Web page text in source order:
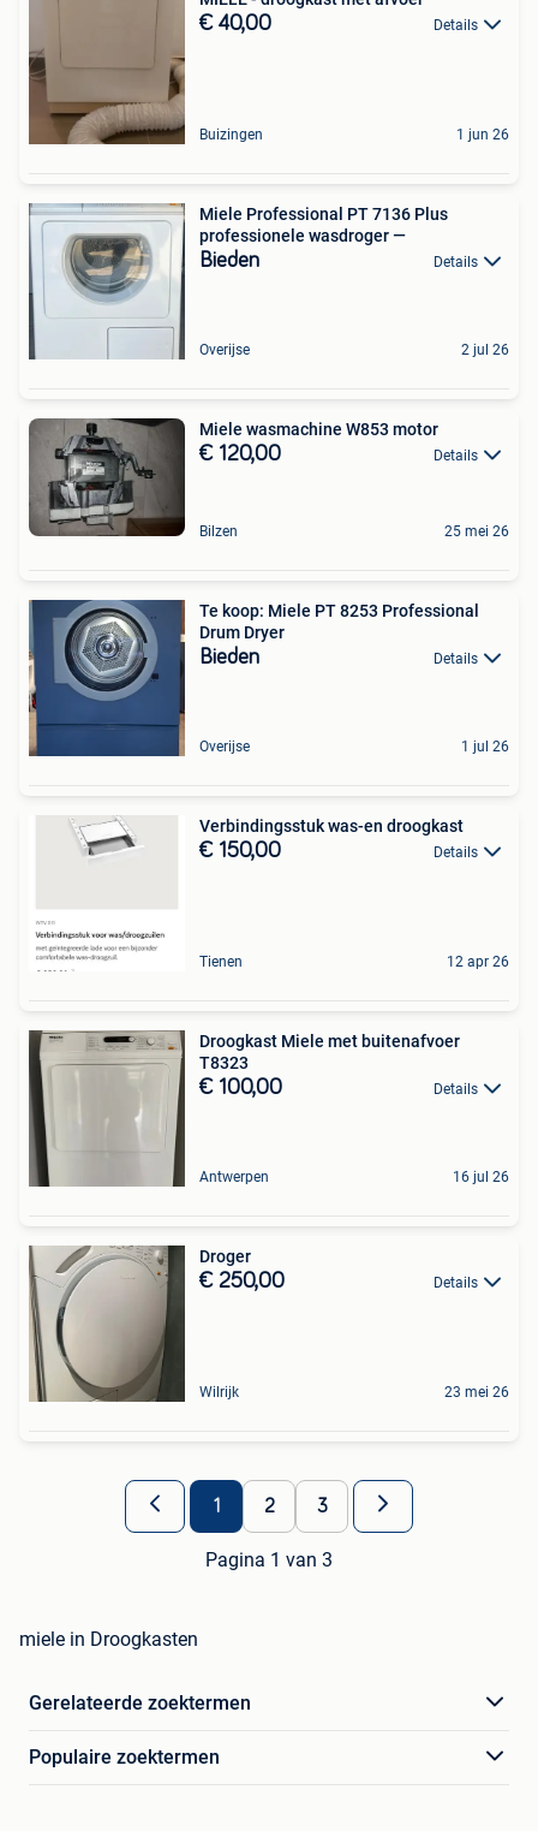
€ 40,00 Details
Buizingen 1 jun 26
Miele Professional PT 7136 Plus
professionele wasdroger —
Bieden Details
Overijse 2 jul 26
Miele wasmachine W853 motor
€ 120,00 Details
Bilzen 25 mei 26
Te koop: Miele PT 8253 Professional
Drum Dryer
Bieden Details
Overijse 1 jul 26
Verbindingsstuk was-en droogkast
€ 150,00 Details
Tienen 12 apr 26
Droogkast Miele met buitenafvoer
T8323
€ 100,00 Details
Antwerpen 16 jul 26
Droger
€ 250,00 Details
Wilrijk 23 mei 26
1 2 3
Pagina 1 van 3
miele in Droogkasten
Gerelateerde zoektermen
Populaire zoektermen